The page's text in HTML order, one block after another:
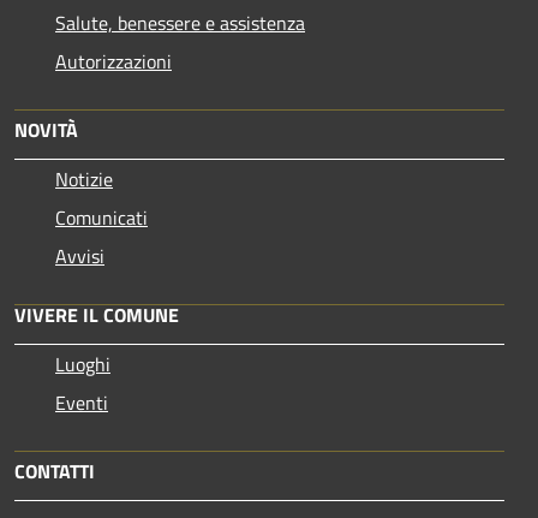
Salute, benessere e assistenza
Autorizzazioni
NOVITÀ
Notizie
Comunicati
Avvisi
VIVERE IL COMUNE
Luoghi
Eventi
CONTATTI